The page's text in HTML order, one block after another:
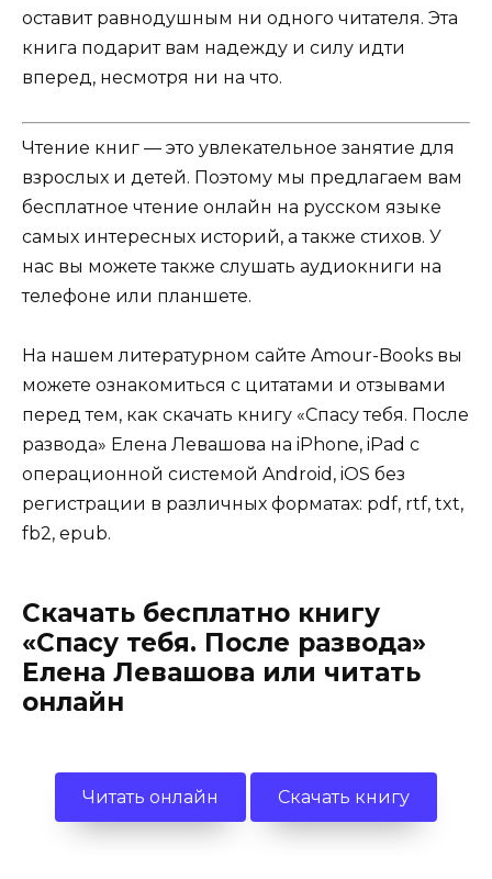
оставит равнодушным ни одного читателя. Эта
книга подарит вам надежду и силу идти
вперед, несмотря ни на что.
Чтение книг — это увлекательное занятие для
взрослых и детей. Поэтому мы предлагаем вам
бесплатное чтение онлайн на русском языке
самых интересных историй, а также стихов. У
нас вы можете также слушать аудиокниги на
телефоне или планшете.
На нашем литературном сайте Amour-Books вы
можете ознакомиться с цитатами и отзывами
перед тем, как скачать книгу «Спасу тебя. После
развода» Елена Левашова на iPhone, iPad с
операционной системой Android, iOS без
регистрации в различных форматах: pdf, rtf, txt,
fb2, epub.
Скачать бесплатно книгу
«Спасу тебя. После развода»
Елена Левашова или читать
онлайн
Читать онлайн Скачать книгу